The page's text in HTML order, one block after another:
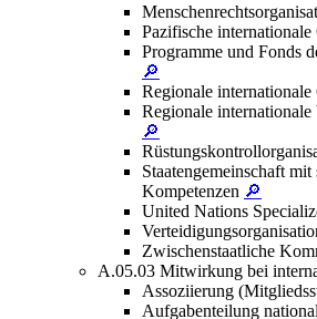
Pazifische internationale
Programme und Fonds
🔎
Regionale internationale
Regionale
🔎
Staatengemeinschaft mit
Kompetenzen 🔎
United Nations
Zwischenstaatliche
A.05.03 Mitwirkung bei
Assoziierung
Aufgabenteilung